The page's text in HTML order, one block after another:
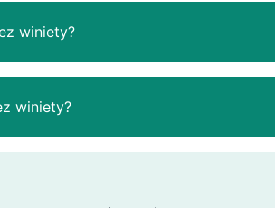
winiety?
winiety?